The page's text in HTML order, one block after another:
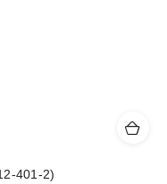
401-2)